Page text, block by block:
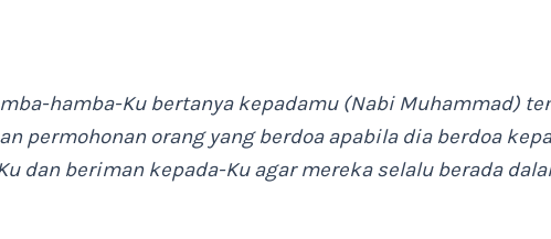
hamba-Ku bertanya kepadamu (Nabi Muhammad)
permohonan orang yang berdoa apabila dia berdoa
dan beriman kepada-Ku agar mereka selalu berada